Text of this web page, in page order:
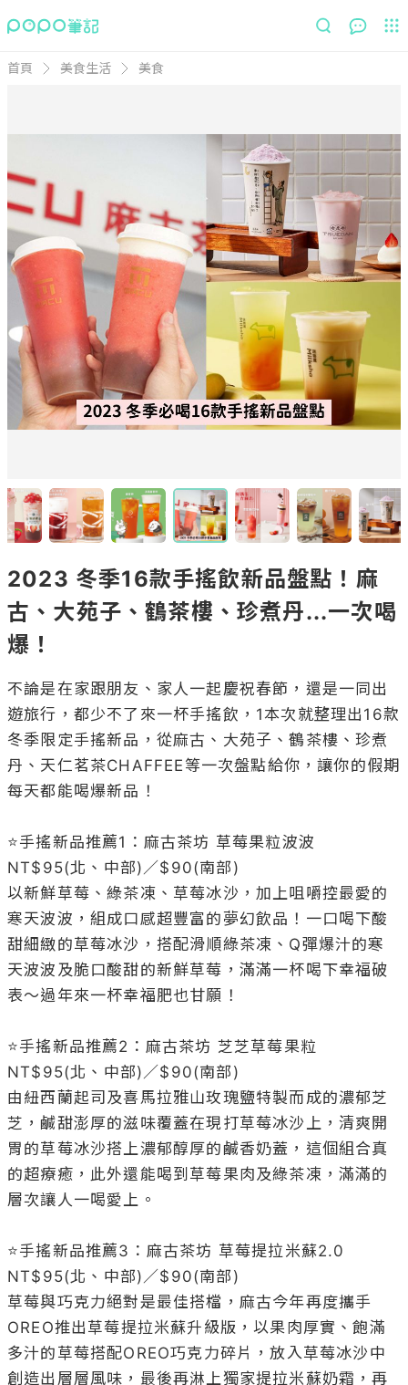
首頁 美食生活 美食
2023 冬季16款手搖飲新品盤點！麻
古、大苑子、鶴茶樓、珍煮丹...一次喝
爆！
不論是在家跟朋友、家人一起慶祝春節，還是一同出
遊旅行，都少不了來一杯手搖飲，1本次就整理出16款
冬季限定手搖新品，從麻古、大苑子、鶴茶樓、珍煮
丹、天仁茗茶CHAFFEE等一次盤點給你，讓你的假期
每天都能喝爆新品！
⭐️手搖新品推薦1：麻古茶坊 草莓果粒波波
NT$95(北、中部)／$90(南部)
以新鮮草莓、綠茶凍、草莓冰沙，加上咀嚼控最愛的
寒天波波，組成口感超豐富的夢幻飲品！一口喝下酸
甜細緻的草莓冰沙，搭配滑順綠茶凍、Q彈爆汁的寒
天波波及脆口酸甜的新鮮草莓，滿滿一杯喝下幸福破
表～過年來一杯幸福肥也甘願！
⭐️手搖新品推薦2：麻古茶坊 芝芝草莓果粒
NT$95(北、中部)／$90(南部)
由紐西蘭起司及喜馬拉雅山玫瑰鹽特製而成的濃郁芝
芝，鹹甜澎厚的滋味覆蓋在現打草莓冰沙上，清爽開
胃的草莓冰沙搭上濃郁醇厚的鹹香奶蓋，這個組合真
的超療癒，此外還能喝到草莓果肉及綠茶凍，滿滿的
層次讓人一喝愛上。
⭐️手搖新品推薦3：麻古茶坊 草莓提拉米蘇2.0
NT$95(北、中部)／$90(南部)
草莓與巧克力絕對是最佳搭檔，麻古今年再度攜手
OREO推出草莓提拉米蘇升級版，以果肉厚實、飽滿
多汁的草莓搭配OREO巧克力碎片，放入草莓冰沙中
創造出層層風味，最後再淋上獨家提拉米蘇奶霜，再